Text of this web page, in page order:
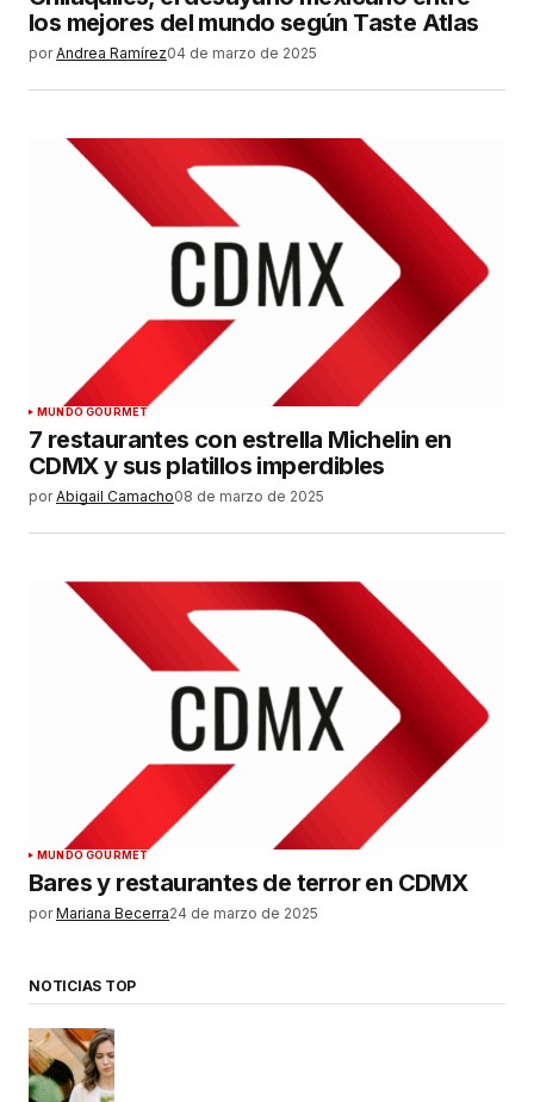
los mejores del mundo según Taste Atlas
por Andrea Ramírez04 de marzo de 2025
MUNDO GOURMET
7 restaurantes con estrella Michelin en
CDMX y sus platillos imperdibles
por Abigail Camacho08 de marzo de 2025
MUNDO GOURMET
Bares y restaurantes de terror en CDMX
por Mariana Becerra24 de marzo de 2025
NOTICIAS TOP